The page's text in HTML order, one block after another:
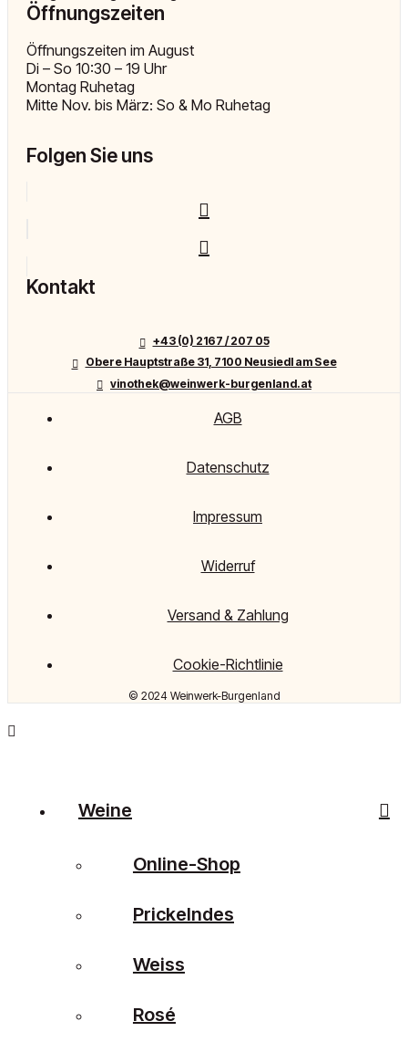
Öffnungszeiten
Öffnungszeiten im August
Di – So 10:30 – 19 Uhr
Montag Ruhetag
Mitte Nov. bis März: So & Mo Ruhetag
Folgen Sie uns
Kontakt
+43 (0) 2167 / 207 05
Obere Hauptstraße 31, 7100 Neusiedl am See
vinothek@weinwerk-burgenland.at
© 2024 Weinwerk-Burgenland
AGB
Datenschutz
Impressum
Widerruf
Versand & Zahlung
Cookie-Richtlinie
Weine
Online-Shop
Prickelndes
Weiss
Rosé